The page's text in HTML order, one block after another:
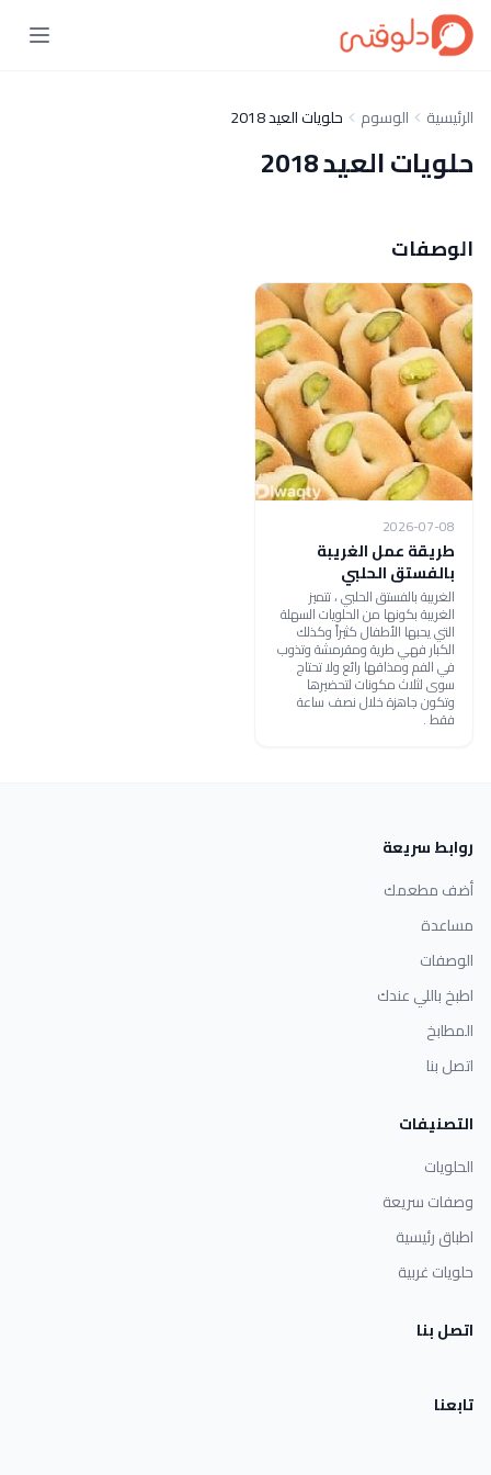
الرئيسية الوسوم حلويات العيد 2018
حلويات العيد 2018
الوصفات
2026-07-08
طريقة عمل الغريبة
بالفستق الحلبي
الغريبة بالفستق الحلبي ، تتميز
الغريبة بكونها من الحلويات السهلة
التي يحبها الأطفال كثيراً وكذلك
الكبار فهي طرية ومقرمشة وتذوب
في الفم ومذاقها رائع ولا تحتاج
سوى لثلاث مكونات لتحضيرها
وتكون جاهزة خلال نصف ساعة
فقط .
روابط سريعة
أضف مطعمك
مساعدة
الوصفات
اطبخ باللي عندك
المطابخ
اتصل بنا
التصنيفات
الحلويات
وصفات سريعة
اطباق رئيسية
حلويات غربية
اتصل بنا
تابعنا